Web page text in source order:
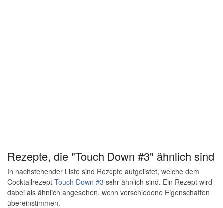
Rezepte, die "Touch Down #3" ähnlich sind
In nachstehender Liste sind Rezepte aufgelistet, welche dem
Cocktailrezept Touch Down #3 sehr ähnlich sind. Ein Rezept wird
dabei als ähnlich angesehen, wenn verschiedene Eigenschaften
übereinstimmen.